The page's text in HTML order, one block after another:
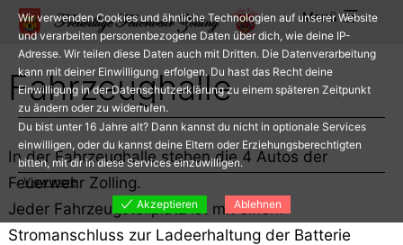
Zum
Inhalt
springen
Menü
Fahrzeughalle
In der Fahrzeughalle stehen die 4 Autos der
Feuerwehr Zolling.
Jeder Fahrzeugstellplatz ist mit einem
Stromanschluss zur Ladeerhaltung der Batterie
Wir verwenden Cookies und ähnliche Technologien auf unserer Website
und verarbeiten personenbezogene Daten über dich, wie deine IP-
Adresse. Wir teilen diese Daten auch mit Dritten. Die Datenverarbeitung
kann mit deiner Einwilligung erfolgen. Du hast das Recht deine
Einwilligung in der Datenschutzerklärung zu einem späteren Zeitpunkt
zu ändern oder zu widerrufen.
Du bist unter 16 Jahre alt? Dann kannst du nicht in optionale Services
einwilligen, oder du kannst deine Eltern oder Erziehungsberechtigten
bitten, mit dir in diese Services einzuwilligen.
View more
Akzeptieren
Ablehnen